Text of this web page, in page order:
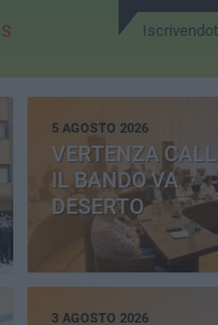
5 AGOSTO 2026
VERTENZA
IL BANDO VA
DESERTO
3 AGOSTO 2026